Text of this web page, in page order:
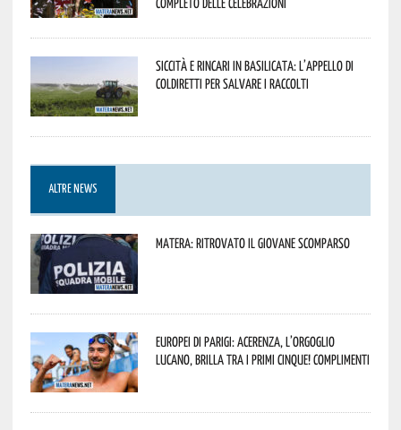
Siccità e rincari in Basilicata: l’appello di
Coldiretti per salvare i raccolti
ALTRE NEWS
Matera: ritrovato il giovane scomparso
Europei di Parigi: Acerenza, l’orgoglio
lucano, brilla tra i primi cinque! Complimenti